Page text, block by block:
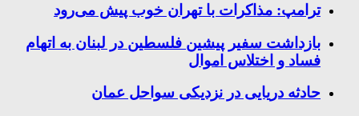
ترامپ: مذاکرات با تهران خوب پیش می‌رود
بازداشت سفیر پیشین فلسطین در لبنان به اتهام
فساد و اختلاس اموال
حادثه دریایی در نزدیکی سواحل عمان